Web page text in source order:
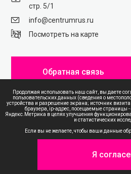
стр. 5/1
info@centrumrus.ru
Посмотреть на карте
Обратная связь
ПОЛИТИКА
КАРТА САЙТА
Продолжая использовать наш сайт, вы даете
пользовательских данных (сведения о
устройства и разрешение экрана; источник
браузера, ip-адрес, посещаемые страницы
Яндекс.Метрика в целях улучшения
и статистических
Если вы не желаете, чтобы ваши данные
Я